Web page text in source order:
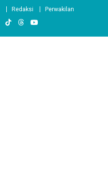
Redaksi Perwakilan